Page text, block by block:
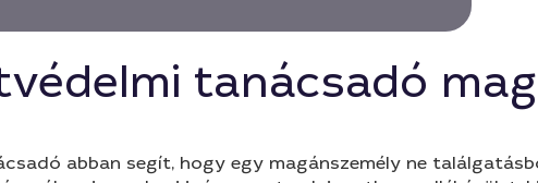
tanácsadó
abban segít, hogy egy magánszemély ne